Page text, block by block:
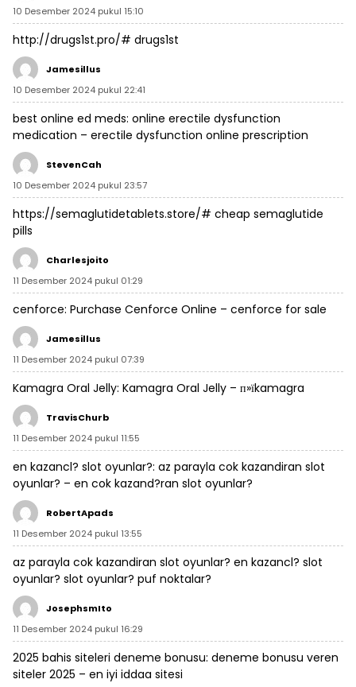
10 Desember 2024 pukul 15:10
http://drugs1st.pro/# drugs1st
Jamesillus
10 Desember 2024 pukul 22:41
best online ed meds: online erectile dysfunction
medication – erectile dysfunction online prescription
StevenCah
10 Desember 2024 pukul 23:57
https://semaglutidetablets.store/# cheap semaglutide
pills
Charlesjoito
11 Desember 2024 pukul 01:29
cenforce: Purchase Cenforce Online – cenforce for sale
Jamesillus
11 Desember 2024 pukul 07:39
Kamagra Oral Jelly: Kamagra Oral Jelly – п»їkamagra
TravisChurb
11 Desember 2024 pukul 11:55
en kazancl? slot oyunlar?: az parayla cok kazandiran slot
oyunlar? – en cok kazand?ran slot oyunlar?
RobertApads
11 Desember 2024 pukul 13:55
az parayla cok kazandiran slot oyunlar? en kazancl? slot
oyunlar? slot oyunlar? puf noktalar?
JosephsmIto
11 Desember 2024 pukul 16:29
2025 bahis siteleri deneme bonusu: deneme bonusu veren
siteler 2025 – en iyi iddaa sitesi